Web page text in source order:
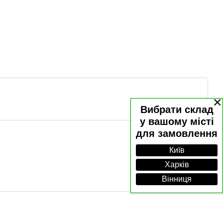
×
Вибрати склад
у вашому місті
для замовлення
Київ
Харків
Вінниця